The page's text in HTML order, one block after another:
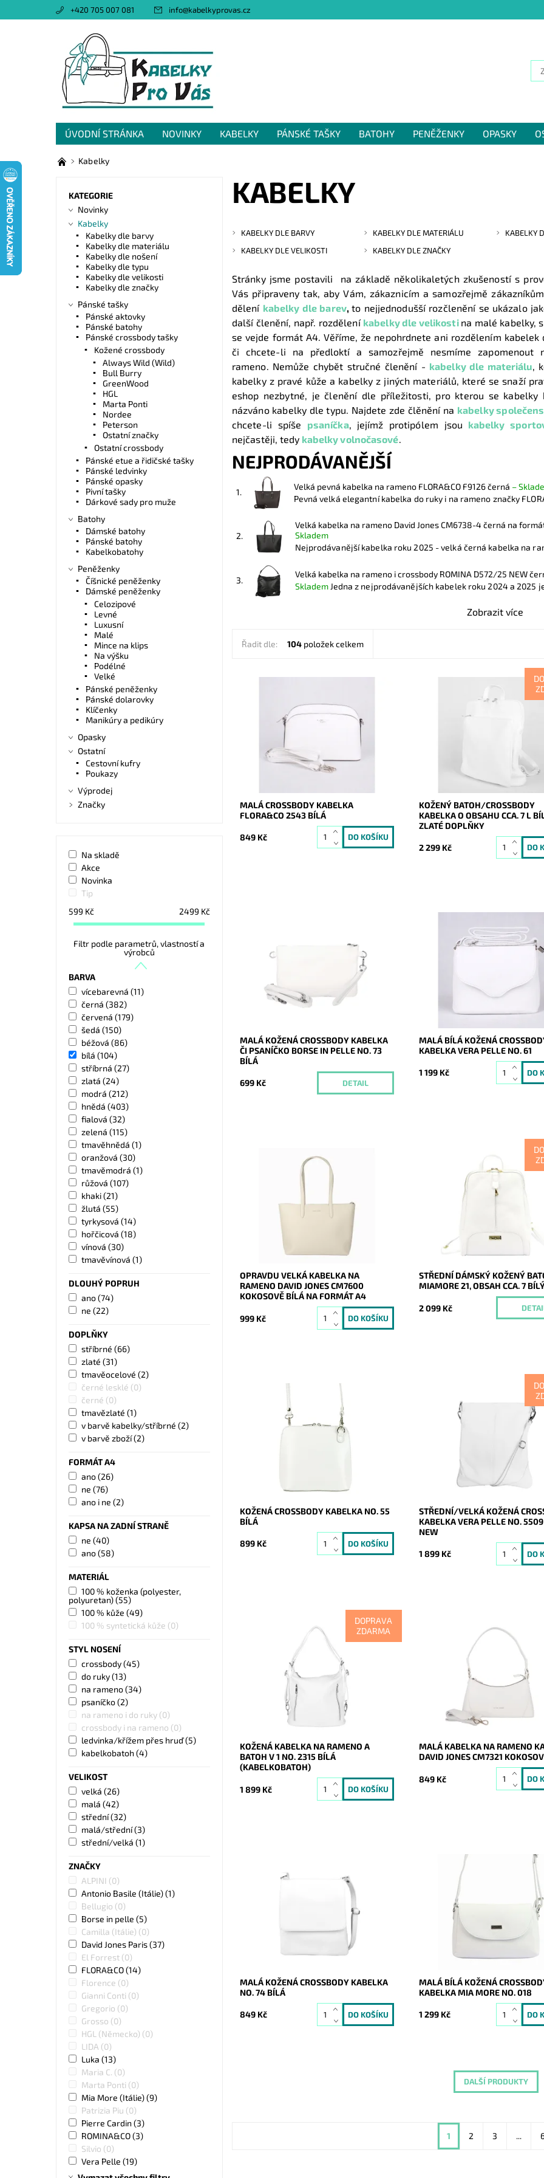
+420 705 007 081 info@kabelkyprovas.cz
ÚVODNÍ STRÁNKA NOVINKY KABELKY PÁNSKÉ TAŠKY BATOHY PENĚŽENKY OPASKY
OBCHODNÍ PODMÍNKY
Kabelky
KABELKY
KABELKY DLE BARVY KABELKY DLE MATERIÁLU KABELKY
KABELKY DLE VELIKOSTI
KABELKY DLE ZNAČKY
Stránky jsme postavili na základě několikaletých zkušeností s
Vás připraveny tak, aby Vám, zákaznicím a samozřejmě
dělení kabelky dle barev,to nejjednodušší rozčlenění se ukázalo
další členění, např. rozdělení kabelky dle velikosti na malé kabelky,
se vejde formát A4. Věříme, že nepohrdnete ani rozdělením kabelek
či chcete-li na předloktí a samozřejmě nesmíme zapomenout
rameno. Nemůže chybět stručné členění - kabelky dle materiálu,
kabelky z pravé kůže a kabelky z jiných materiálů, které se snaží
eshop nezbytné, je členění dle příležitosti, pro kterou se kabelky
názváno kabelky dle typu. Najdete zde člěnění na kabelky
chcete-li spíše psaníčka, jejímž protipólem jsou kabelky
nejčastěji, tedy kabelky volnočasové.
NEJPRODÁVANĚJŠÍ
1.
Velká pevná kabelka na rameno FLORA&CO F9126 černá –
Pevná velká elegantní kabelka do ruky i na rameno značky
2.
Velká kabelka na rameno David Jones CM6738-4 černá na
Skladem
Nejprodávanější kabelka roku 2025 - velká černá kabelka na
3.
Velká kabelka na rameno i crossbody ROMINA D572/25 NEW
Skladem Jedna z nejprodávanějších kabelek roku 2024 a 2025
Zobrazit více
Řadit dle: 104položek celkem
kabelka od značky FLORA&CO držící
svůj tvar v bílé barvě.
Dostupnost:
Značka:
FLORA&CO
2 roky
MALÁ CROSSBODY KABELKA
FLORA&CO 2543 BÍLÁ
849 Kč
Kožený batoh 7750 střední až
popruhům dá nosit i jako
2 roky
KOŽENÝ BATOH/CROSSBODY
KABELKA O OBSAHU CCA. 7 L
ZLATÉ DOPLŇKY
2 299 Kč
značky Borse in Pelle, kterou lze
využívat i díky krátkému uchu jako
Dostupnost:
nedostupné
21043
MALÁ KOŽENÁ CROSSBODY KABELKA
ČI PSANÍČKO BORSE IN PELLE NO. 73
BÍLÁ
699 Kč DETAIL
Malá kožená crossbody kabelka
Vera Pelle v bílé barvě s
Vera Pelle
MALÁ BÍLÁ KOŽENÁ
KABELKA VERA PELLE NO. 61
1 199 Kč
Opravdu velká kokosově bílá kabelka na
rameno na formát A4 s neděleným
vnitřním prostorem.
Dostupnost:
Skladem
20745
David Jones Paris
OPRAVDU VELKÁ KABELKA NA
RAMENO DAVID JONES CM7600
KOKOSOVĚ BÍLÁ NA FORMÁT A4
999 Kč
Kožený bílý batoh ideální
zaujme svislým prošitím, pod
skrývá malá zipová kapsa.
17070
Mia More (Itálie)
Záruka:
STŘEDNÍ DÁMSKÝ KOŽENÝ
MIAMORE 21, OBSAH CCA. 7
2 099 Kč
Velmi krásná, poutavá a přitom
jednoduše elegantní kabelka, která se
hodí pro každou příležitost a každou
ženu. Vyrobena z pevné pravé kůže.
KOŽENÁ CROSSBODY KABELKA NO. 55
BÍLÁ
899 Kč
Velká, vzhledově
crossbody kabelka italské
Pelle je určena pro ženy, které
Vera Pelle
2 roky
STŘEDNÍ/VELKÁ KOŽENÁ
KABELKA VERA PELLE NO.
NEW
1 899 Kč
DOPRAVA
ZDARMA
Kabelka na rameno a batoh v jednom
provedení v klasické bílé barvě!
Moderní italský kvalitní kožený doplněk
každé ženy.
Dostupnost:
Skladem
20680
Vera Pelle
2 roky
KOŽENÁ KABELKA NA RAMENO A
BATOH V 1 NO. 2315 BÍLÁ
(KABELKOBATOH)
1 899 Kč
Módní malá kabelka na rameno v
kokosově bílé barvě z pevnějšího
materiálu. Disponuje i dlouhým
přídavným popruhem.
Skladem
Značka:
David Jones Paris
Záruka:
2 roky
MALÁ KABELKA NA RAMENO
DAVID JONES CM7321
849 Kč
Malá bílá crossbody kabelka italské
značky Vera Pelle no. 74, vyrobena z
Vera Pelle
MALÁ KOŽENÁ CROSSBODY KABELKA
NO. 74 BÍLÁ
849 Kč
Malá kožená crossbody kabelka
Mia More v bílé barvě s
klopu a na zip.
Dostupnost:
9884
Mia More (Itálie)
2 roky
MALÁ BÍLÁ KOŽENÁ
KABELKA MIA MORE NO. 018
1 299 Kč
DALŠÍ PRODUKTY
1 2 3 ...
KATEGORIE
Novinky
Kabelky
Kabelky dle barvy
Kabelky dle materiálu
Kabelky dle nošení
Kabelky dle typu
Kabelky dle velikosti
Kabelky dle značky
Pánské tašky
Pánské aktovky
Pánské batohy
Pánské crossbody tašky
Kožené crossbody
Always Wild (Wild)
Bull Burry
GreenWood
HGL
Marta Ponti
Nordee
Peterson
Ostatní značky
Ostatní crossbody
Pánské etue a řidičské tašky
Pánské ledvinky
Pánské opasky
Pivní tašky
Dárkové sady pro muže
Batohy
Dámské batohy
Pánské batohy
Kabelkobatohy
Peněženky
Číšnické peněženky
Dámské peněženky
Celozipové
Levné
Luxusní
Malé
Mince na klips
Na výšku
Podélné
Velké
Pánské peněženky
Pánské dolarovky
Klíčenky
Manikúry a pedikúry
Opasky
Ostatní
Cestovní kufry
Poukazy
Výprodej
Značky
Na skladě
Akce
Novinka
Tip
599 Kč 2499 Kč
Filtr podle parametrů, vlastností a
výrobců
BARVA
vícebarevná (11)
černá (382)
červená (179)
šedá (150)
béžová (86)
bílá (104)
stříbrná (27)
zlatá (24)
modrá (212)
hnědá (403)
fialová (32)
zelená (115)
tmavěhnědá (1)
oranžová (30)
tmavěmodrá (1)
růžová (107)
khaki(21)
žlutá (55)
tyrkysová (14)
hořčicová (18)
vínová (30)
tmavěvínová (1)
DLOUHÝ POPRUH
ano(74)
ne (22)
DOPLŇKY
stříbrné (66)
zlaté (31)
tmavěocelové (2)
černé lesklé (0)
černé (0)
tmavězlaté (1)
v barvě kabelky/stříbrné (2)
v barvě zboží(2)
FORMÁT A4
ano(26)
ne (76)
ano i ne (2)
KAPSA NA ZADNÍ STRANĚ
ne (40)
ano(58)
MATERIÁL
100 % koženka (polyester,
polyuretan)(55)
100 % kůže (49)
100 % syntetická kůže (0)
STYL NOSENÍ
crossbody(45)
do ruky(13)
na rameno(34)
psaníčko(2)
na rameno i do ruky (0)
crossbody i na rameno (0)
ledvinka/křížem přes hruď(5)
kabelkobatoh (4)
VELIKOST
velká (26)
malá (42)
střední(32)
malá/střední(3)
střední/velká (1)
ZNAČKY
ALPINI (0)
Antonio Basile (Itálie)(1)
Bellugio (0)
Borse in pelle (5)
Camilla (Itálie) (0)
David Jones Paris(37)
El Forrest (0)
FLORA&CO(14)
Florence (0)
Gianni Conti (0)
Gregorio (0)
Grosso (0)
HGL (Německo) (0)
LIDA (0)
Luka (13)
Maria C. (0)
Marta Ponti (0)
Mia More (Itálie)(9)
Patrizia Piu (0)
Pierre Cardin (3)
ROMINA&CO(3)
Silvio (0)
Vera Pelle (19)